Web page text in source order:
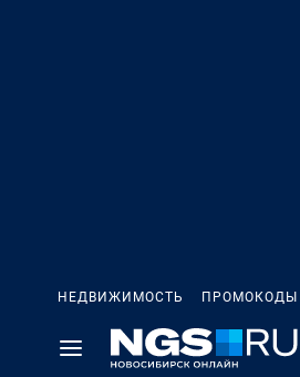
НЕДВИЖИМОСТЬ ПРОМОКОДЫ